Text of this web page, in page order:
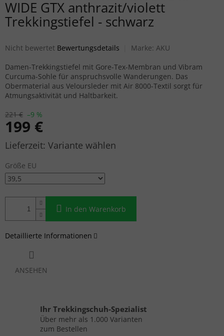
WIDE GTX anthrazit/violett
Trekkingstiefel - schwarz
Die durchschnittliche Produktbewertung ist 0,0 von 5 Sternen.
Nicht bewertet Bewertungsdetails Marke: AKU
221 € –9 %
199 €
Verkaufspreis:Variante wählen
Größe EU
In den Warenkorb
Damen-Trekkingstiefel mit Gore-Tex-Membran und Vibram
Curcuma-Sohle für anspruchsvolle Wanderungen. Das
Obermaterial aus Veloursleder mit Air 8000-Textil sorgt für
Atmungsaktivität und Haltbarkeit.
Detaillierte Informationen
ANSEHEN
Ihr Trekkingschuh-Spezialist
Über mehr als 1.000 Varianten
zum Bestellen